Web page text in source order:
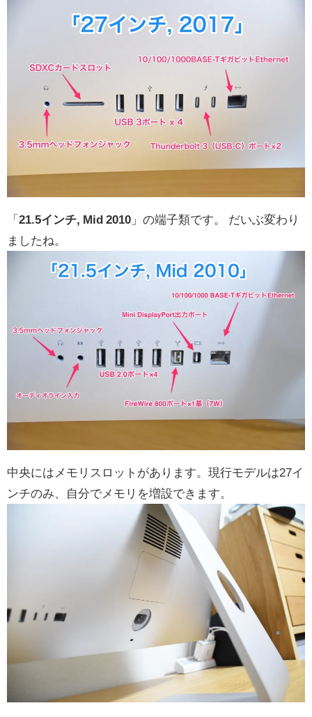
「 21.5インチ, Mid 2010 」の端子類です。 だいぶ変わり
ましたね。
中央にはメモリスロットがあります。現行モデルは27イ
ンチのみ、自分でメモリを増設できます。